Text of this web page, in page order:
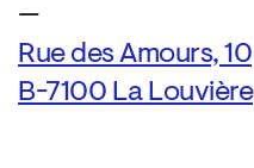
—
Rue des Amours, 10
B-7100 La Louvière